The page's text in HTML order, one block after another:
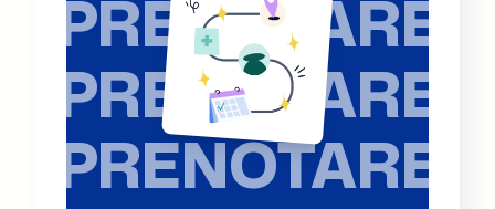
PRENOTARE
PRENOTARE
PRENOTARE